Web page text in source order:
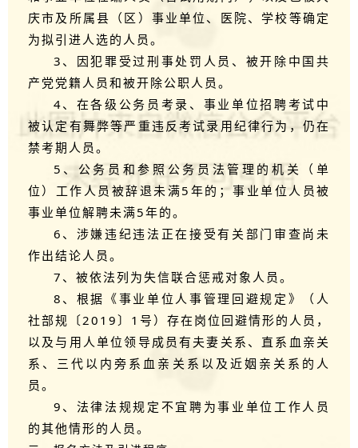
庆市及所属县（区）事业单位、医院、学校等确定
为拟引进人选的人员。
3、因犯罪受过刑事处罚人员、被开除中国共
产党党籍人员和被开除公职人员。
4、在各级公务员考录、事业单位招聘考试中
被认定有舞弊等严重违反考试录用纪律行为，仍在
禁考期人员。
5、公务员和参照公务员法管理的机关（单
位）工作人员被辞退未满5年的；事业单位人员被
事业单位解聘未满5年的。
6、涉嫌违纪违法正在接受有关部门审查尚未
作出结论人员。
7、被依法列为失信联合惩戒对象人员。
8、根据《事业单位人事管理回避规定》（人
社部规〔2019〕1号）存在岗位回避情形的人员，
以及与用人单位领导成员有夫妻关系、直系血亲关
系、三代以内旁系血亲关系以及近姻亲关系的人
员。
9、法律法规规定不宜聘为事业单位工作人员
的其他情形的人员。